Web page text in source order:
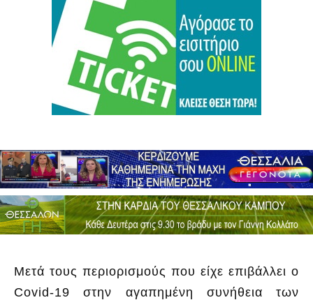
Μετά τους περιορισμούς που είχε επιβάλλει ο
Covid-19 στην αγαπημένη συνήθεια των